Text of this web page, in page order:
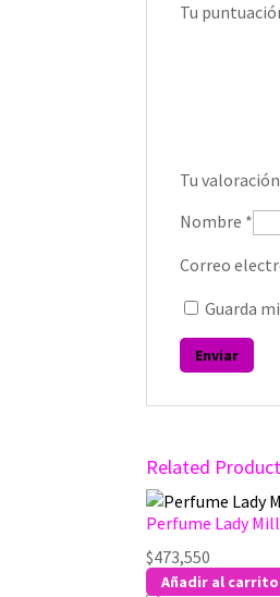
Tu
Tu valoración
Nombre *
Correo
Guarda
Related
Perfume Lady
$473,550
Añadir al carrito